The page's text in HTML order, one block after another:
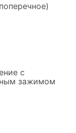
с
зажимом